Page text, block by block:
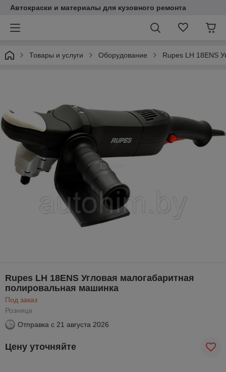
Автокраски и материалы для кузовного ремонта
Товары и услуги Оборудование Rupes LH 18ENS
Rupes LH 18ENS Угловая малогабаритная
полировальная машинка
Под заказ
Розница
Отправка с 21 августа 2026
Цену уточняйте